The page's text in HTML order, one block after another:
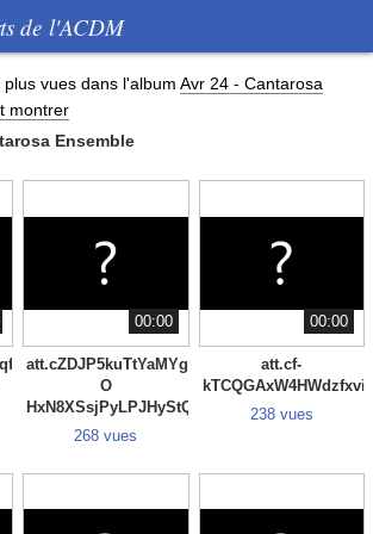
de l'ACDM
vues dans l'album Avr 24 - Cantarosa
montrer
Ensemble
00:00
att.cZDJP5kuTtYaMYgF
O
HxN8XSsjPyLPJHyStQVYv3VM.mp4
268 vues
00:00
att.cf-
238 vues